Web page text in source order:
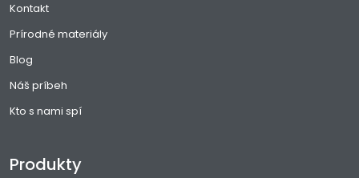
Kontakt
Prírodné materiály
Blog
Náš príbeh
Kto s nami spí
Produkty